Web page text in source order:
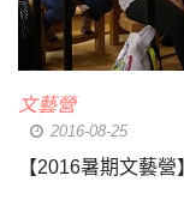
文藝營
2016-08-25
【2016暑期文藝